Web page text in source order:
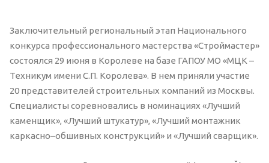
Заключительный региональный этап Национального
конкурса профессионального мастерства «Строймастер»
состоялся 29 июня в Королеве на базе ГАПОУ МО «МЦК –
Техникум имени С.П. Королева». В нем приняли участие
20 представителей строительных компаний из Москвы.
Специалисты соревновались в номинациях «Лучший
каменщик», «Лучший штукатур», «Лучший монтажник
каркасно–обшивных конструкций» и «Лучший сварщик».